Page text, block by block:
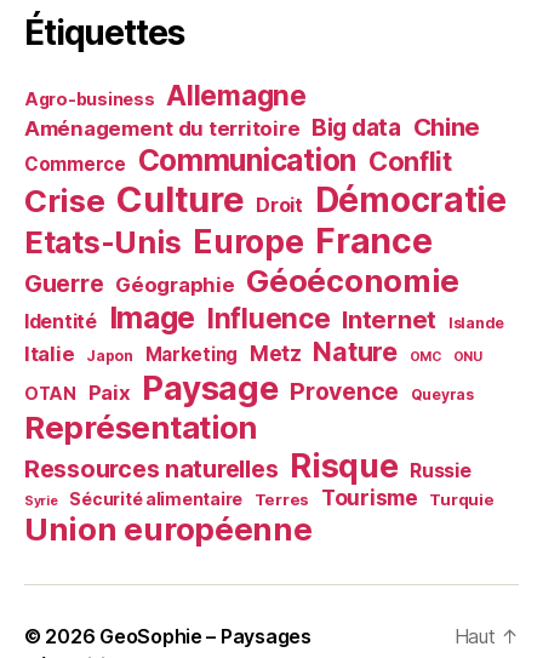
Étiquettes
Agro-business Allemagne
Aménagement du territoire Big data Chine
Commerce Communication Conflit
Crise Culture Droit Démocratie
Etats-Unis Europe France
Guerre Géographie Géoéconomie
Identité Image Influence Internet Islande
Italie Japon Marketing Metz Nature OMC ONU
OTAN Paix Paysage Provence Queyras
Représentation
Ressources naturelles Risque Russie
Syrie Sécurité alimentaire Terres Tourisme Turquie
Union européenne
© 2026 GeoSophie – Paysages
Haut ↑